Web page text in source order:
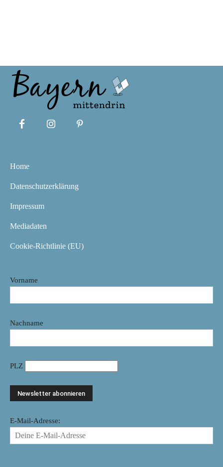
Home
Datenschutzerklärung
Impressum
Mediadaten
Cookie-Richtlinie (EU)
Vorname
Nachname
PLZ
E-Mail-Adresse: